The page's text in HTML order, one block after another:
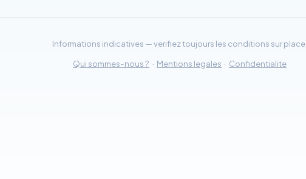
Informations indicatives — verifiez toujours les conditions sur place.
Qui sommes-nous ? · Mentions legales · Confidentialite